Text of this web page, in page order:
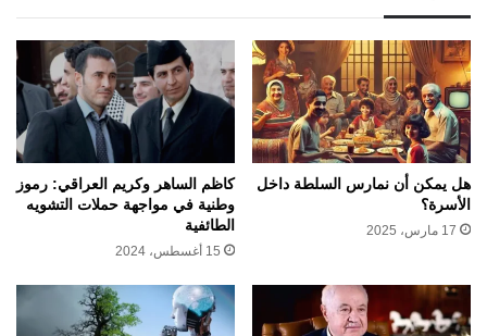
هل يمكن أن نمارس السلطة داخل
الأسرة؟
17 مارس، 2025
كاظم الساهر وكريم العراقي: رموز
وطنية في مواجهة حملات التشويه
الطائفية
15 أغسطس، 2024